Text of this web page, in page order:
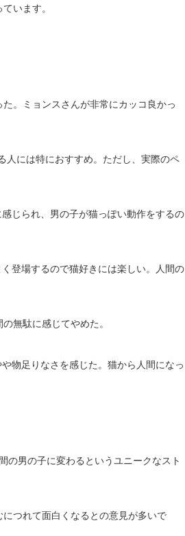
います​​。
。ミョンスさんが非常にカッコ良かっ
人には特におすすめ。ただし、実際のペ
じられ、男の子が猫っぽい動作をするの
登場するので猫好きには楽しい。人間の
無駄に感じてやめた。
物足りなさを感じた。猫から人間になっ
の男の子に変わるというユニークなスト
つれて面白くなるとの意見が多いで